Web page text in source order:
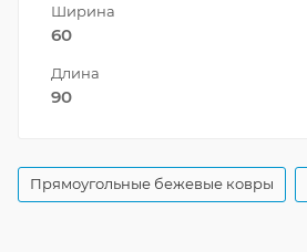
Ширина
60
Длина
90
Прямоугольные бежевые ковры